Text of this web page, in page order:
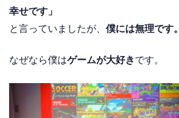
幸せです」
と言っていましたが、 僕には無理です。
なぜなら僕はゲームが大好きです。